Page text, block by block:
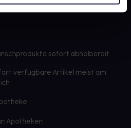
sofort abholbereit
verfügbare Artikel meist am
Apotheken